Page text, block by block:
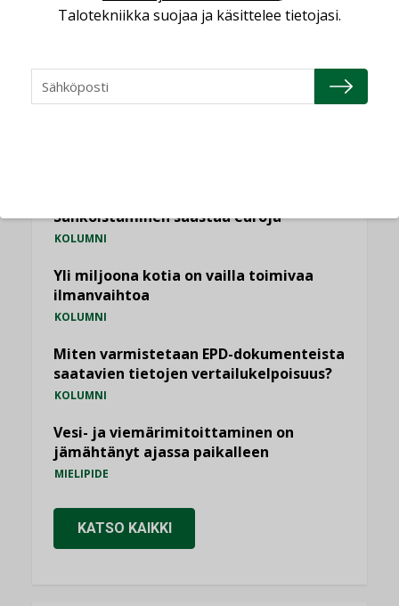
NÄKÖKULMIA
Sähköistäminen säästää euroja
KOLUMNI
Yli miljoona kotia on vailla toimivaa
ilmanvaihtoa
KOLUMNI
Miten varmistetaan EPD-dokumenteista
saatavien tietojen vertailukelpoisuus?
KOLUMNI
Vesi- ja viemärimitoittaminen on
jämähtänyt ajassa paikalleen
MIELIPIDE
KATSO KAIKKI
Talotekniikka suojaa ja käsittelee tietojasi.